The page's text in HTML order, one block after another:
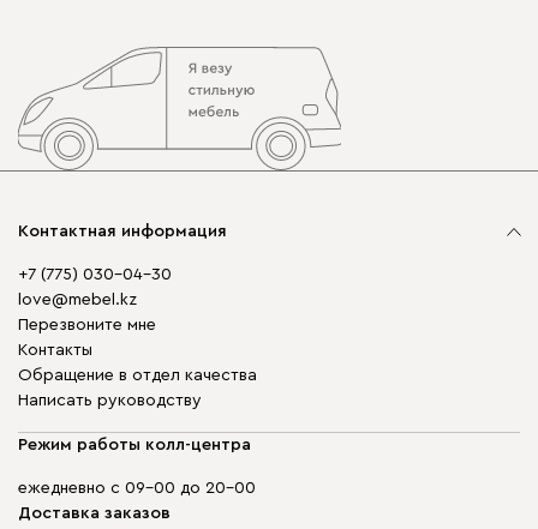
Контактная информация
+7 (775) 030-04-30
love@mebel.kz
Перезвоните мне
Контакты
Обращение в отдел качества
Написать руководству
Режим работы колл-центра
ежедневно с 09-00 до 20-00
Доставка заказов